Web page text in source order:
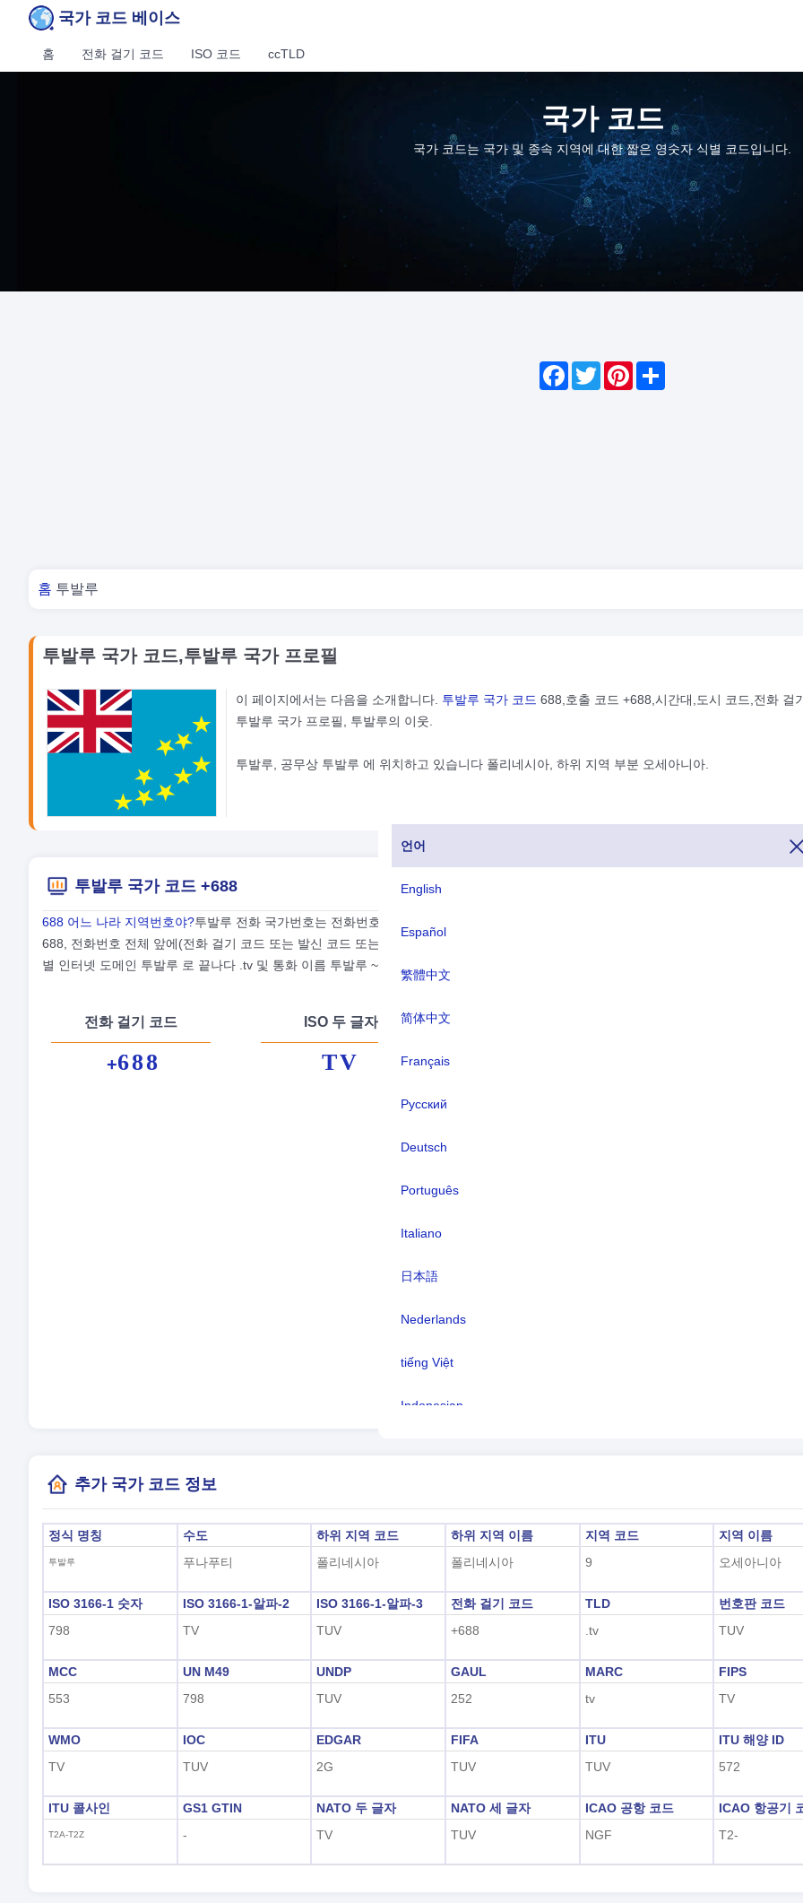
국가 코드 베이스
언어
English
Español
繁體中文
简体中文
Français
Русский
Deutsch
Português
Italiano
日本語
Nederlands
tiếng Việt
Indonesian
홈 전화 걸기 코드 ISO 코드 ccTLD
국가 코드
국가 코드는 국가 및 종속 지역에 대한 짧은 영숫자 식별 코드입니다.
Facebook
Twitter
Pinterest
Share
너 여기 있어
홈 투발루
투발루 국가 코드,투발루 국가 프로필
이 페이지에서는 다음을 소개합니다. 투발루 국가 코드 688,호출 코드 +688,시간대,도시 코드,전화 걸
투발루 국가 프로필, 투발루의 이웃.
투발루, 공무상 투발루 에 위치하고 있습니다 폴리네시아, 하위 지역 부분 오세아니아.
투발루 국가 코드 +688
688 어느 나라 지역번호야?투발루 전화 국가번호는 전화번호입니다 688. 전화하고 싶다면 투발루 다른 나라에서, 전화번호로 전화하시
688, 전화번호 전체 앞에(전화 걸기 코드 또는 발신 코드 또는 전화 코드 투발루 다음으로 시작 +688).최상위 수준
별 인터넷 도메인 투발루 로 끝나다 .tv 및 통화 이름 투발루 ~이다 호주 달러(AUD).
전화 걸기 코드
+688
ISO 두 글자
TV
통화:
언어:
현지 시각:
추가 국가 코드 정보
정식 명칭
투발루
수도
푸나푸티
하위 지역 코드
폴리네시아
하위 지역 이름
폴리네시아
지역 코드
9
지역 이름
오세아니아
ISO 3166-1 숫자
798
ISO 3166-1-알파-2
TV
ISO 3166-1-알파-3
TUV
전화 걸기 코드
+688
TLD
.tv
번호판 코드
TUV
MCC
553
UN M49
798
UNDP
TUV
GAUL
252
MARC
tv
FIPS
TV
WMO
TV
IOC
TUV
EDGAR
2G
FIFA
TUV
ITU
TUV
ITU 해양 ID
572
ITU 콜사인
T2A-T2Z
GS1 GTIN
-
NATO 두 글자
TV
NATO 세 글자
TUV
ICAO 공항 코드
NGF
ICAO 항공기
T2-